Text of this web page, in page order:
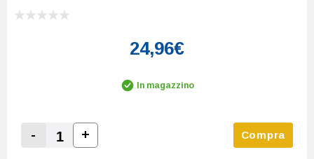
24,96€
In magazzino
Decrease Quantity:
-
Increase Quantity:
+ Compra